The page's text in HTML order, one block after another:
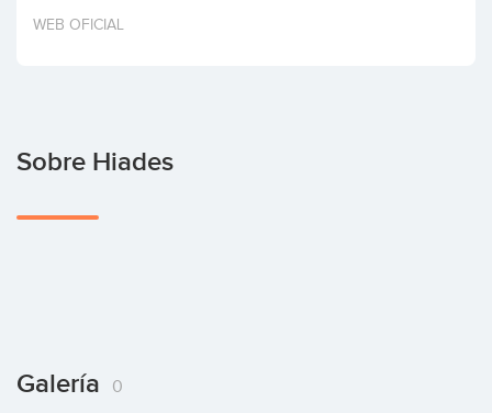
Invertir
WEB OFICIAL
Sobre Hiades
Galería 0